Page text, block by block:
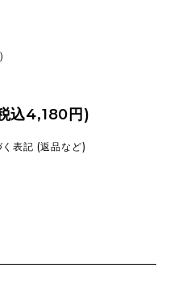
込4,180円)
表記 (返品など)